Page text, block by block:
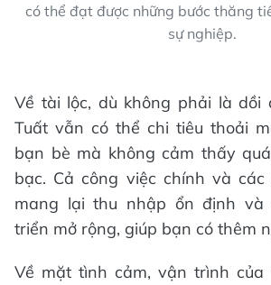
có thể đạt được những bước thăng
sự nghiệp.
Về tài lộc, dù không phải là dồi
Tuất vẫn có thể chi tiêu thoải
bạn bè mà không cảm thấy
bạc. Cả công việc chính và
mang lại thu nhập ổn định và
triển mở rộng, giúp bạn có thêm
Về mặt tình cảm, vận trình của